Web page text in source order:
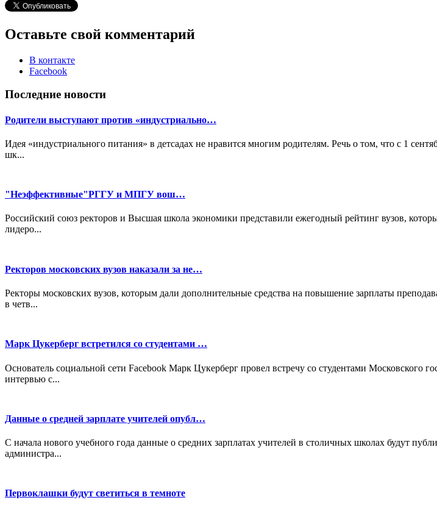
Оставьте свой комментарий
В контакте
Facebook
Последние новости
Родители выступают против «индустриально…
Идея «индустриального питания» в детсадах не нравится многим родителям. Речь о том, что с 1
шк...
"Неэффективные"РГГУ и МПГУ вош…
Российский союз ректоров и Высшая школа экономики представили ежегодный рейтинг вузов,
лидеро...
Ректоров московских вузов наказали за не…
Ректоры московских вузов, которым дали дополнительные средства на повышение зарплаты
в четв...
Марк Цукерберг встретился со студентами …
Основатель социальной сети Facebook Марк Цукерберг провел встречу со студентами Московского
интервью с...
Данные о средней зарплате учителей опубл…
С начала нового учебного года данные о средних зарплатах учителей в столичных школах будут
администра...
Первоклашки будут светиться в темноте